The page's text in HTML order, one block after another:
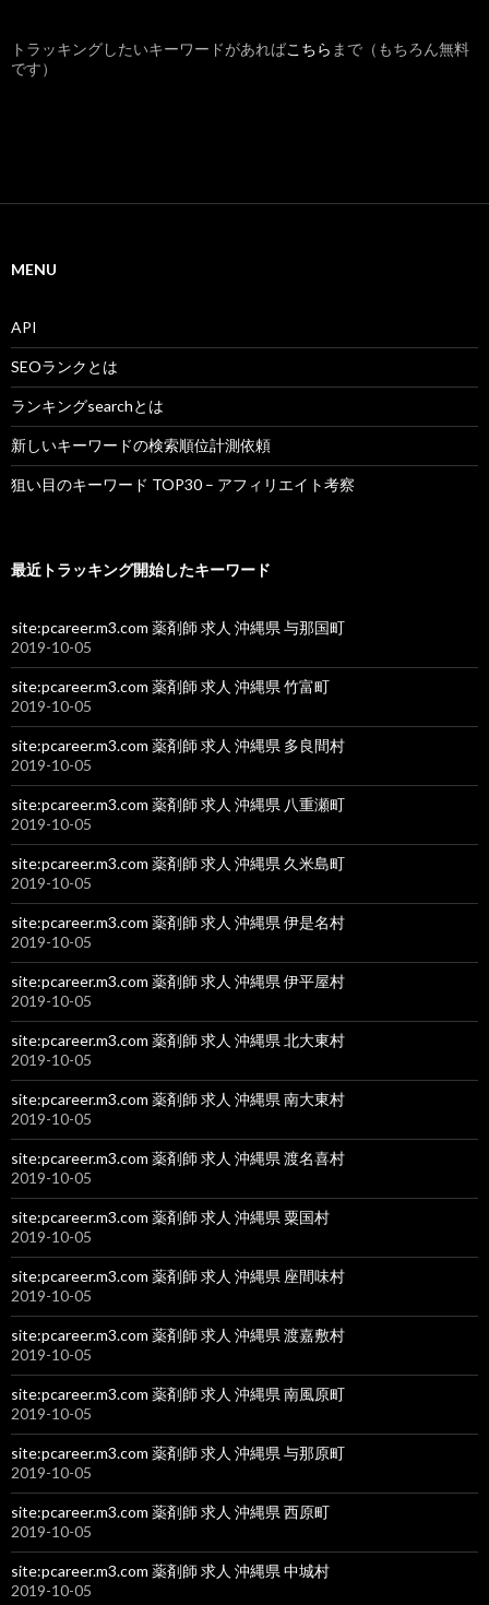
トラッキングしたいキーワードがあればこちら まで（もちろん無料
です）
MENU
API
SEOランクとは
ランキングsearchとは
新しいキーワードの検索順位計測依頼
狙い目のキーワード TOP30 – アフィリエイト考察
最近トラッキング開始したキーワード
site:pcareer.m3.com 薬剤師 求人 沖縄県 与那国町
2019-10-05
site:pcareer.m3.com 薬剤師 求人 沖縄県 竹富町
2019-10-05
site:pcareer.m3.com 薬剤師 求人 沖縄県 多良間村
2019-10-05
site:pcareer.m3.com 薬剤師 求人 沖縄県 八重瀬町
2019-10-05
site:pcareer.m3.com 薬剤師 求人 沖縄県 久米島町
2019-10-05
site:pcareer.m3.com 薬剤師 求人 沖縄県 伊是名村
2019-10-05
site:pcareer.m3.com 薬剤師 求人 沖縄県 伊平屋村
2019-10-05
site:pcareer.m3.com 薬剤師 求人 沖縄県 北大東村
2019-10-05
site:pcareer.m3.com 薬剤師 求人 沖縄県 南大東村
2019-10-05
site:pcareer.m3.com 薬剤師 求人 沖縄県 渡名喜村
2019-10-05
site:pcareer.m3.com 薬剤師 求人 沖縄県 粟国村
2019-10-05
site:pcareer.m3.com 薬剤師 求人 沖縄県 座間味村
2019-10-05
site:pcareer.m3.com 薬剤師 求人 沖縄県 渡嘉敷村
2019-10-05
site:pcareer.m3.com 薬剤師 求人 沖縄県 南風原町
2019-10-05
site:pcareer.m3.com 薬剤師 求人 沖縄県 与那原町
2019-10-05
site:pcareer.m3.com 薬剤師 求人 沖縄県 西原町
2019-10-05
site:pcareer.m3.com 薬剤師 求人 沖縄県 中城村
2019-10-05